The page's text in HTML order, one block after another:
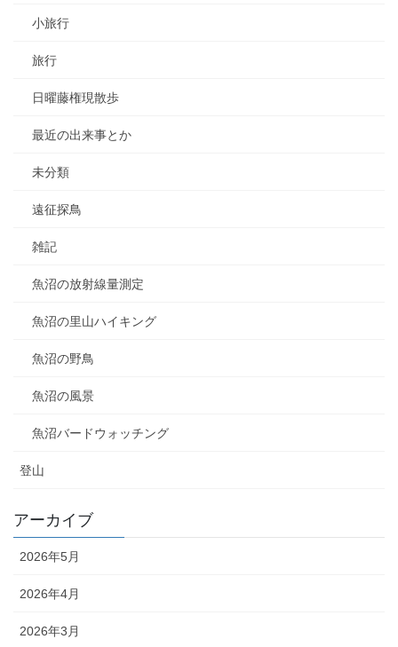
小旅行
旅行
日曜藤権現散歩
最近の出来事とか
未分類
遠征探鳥
雑記
魚沼の放射線量測定
魚沼の里山ハイキング
魚沼の野鳥
魚沼の風景
魚沼バードウォッチング
登山
アーカイブ
2026年5月
2026年4月
2026年3月